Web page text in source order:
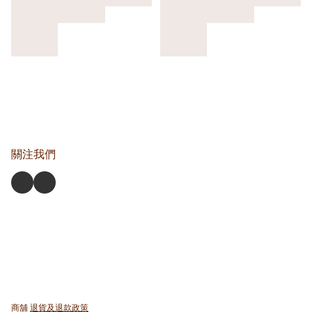
關注我們
商舖 退貨及退款政策